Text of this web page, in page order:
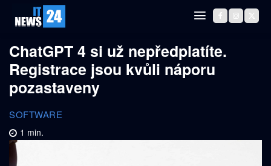
ChatGPT 4 si už nepředplatíte.
Registrace jsou kvůli náporu
pozastaveny
SOFTWARE
1 min.